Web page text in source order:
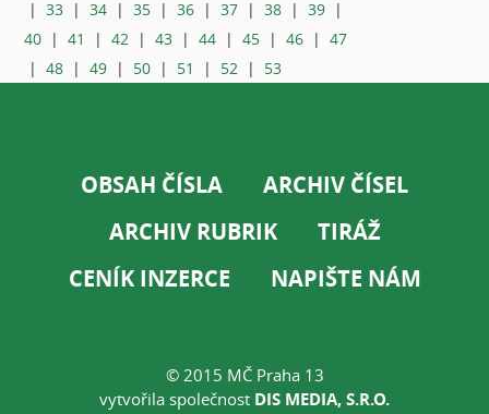
|33 |34 |35 |36 |37 |38 |39 |
40 |41 |42 |43 |44 |45 |46 |47
|48 |49 | 50 | 51 | 52 | 53
OBSAH ČÍSLA
ARCHIV ČÍSEL
ARCHIV RUBRIK
TIRÁŽ
CENÍK INZERCE
NAPIŠTE NÁM
© 2015 MČ Praha 13
vytvořila společnost DIS MEDIA, S.R.O.